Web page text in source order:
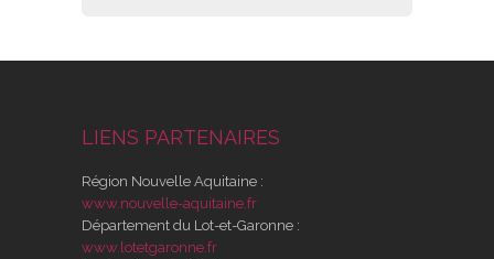
LIENS PARTENAIRES
Région Nouvelle Aquitaine :
www.nouvelle-aquitaine.fr
Département du Lot-et-Garonne :
www.lotetgaronne.fr